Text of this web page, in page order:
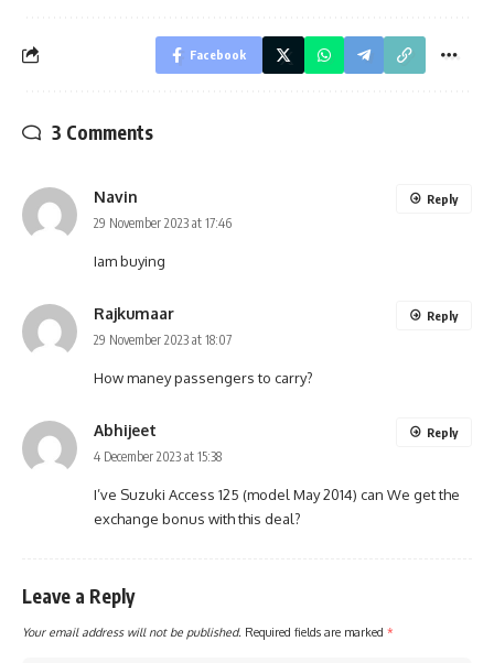
Facebook
3 Comments
Navin
29 November 2023 at 17:46
Iam buying
Reply
Rajkumaar
29 November 2023 at 18:07
How maney passengers to carry?
Reply
Abhijeet
4 December 2023 at 15:38
I’ve Suzuki Access 125 (model May 2014) can We get the
exchange bonus with this deal?
Reply
Leave a Reply
Your email address will not be published. Required fields are marked *